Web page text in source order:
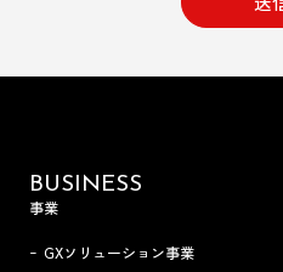
BUSINESS
事業
GXソリューション事業